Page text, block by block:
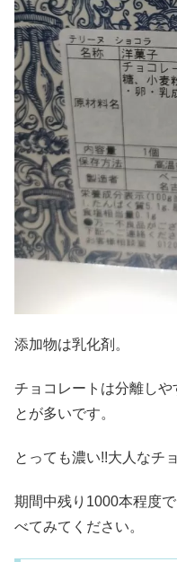
添加物は乳化剤。
チョコレートは分離し
とが多いです。
とっても濃い!!大人なチ
期間中残り1000本程度
べてみてください。